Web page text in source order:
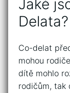
Jaké
Delata?
Co-delat
mohou
dítě mohlo
rodičům, tak